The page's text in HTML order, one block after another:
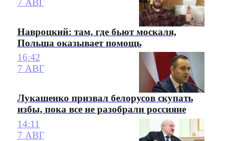
7 АВГ
Навроцкий: там, где бьют москаля,
Польша оказывает помощь
16:42
7 АВГ
Лукашенко призвал белорусов скупать
избы, пока все не разобрали россияне
14:11
7 АВГ